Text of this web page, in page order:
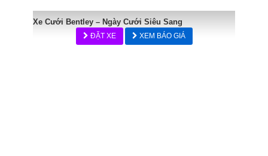
Xe Cưới Bentley – Ngày Cưới Siêu Sang
ĐẶT XE XEM BÁO GIÁ